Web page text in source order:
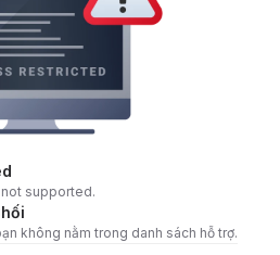
supported.
không nằm trong danh sách hỗ trợ.